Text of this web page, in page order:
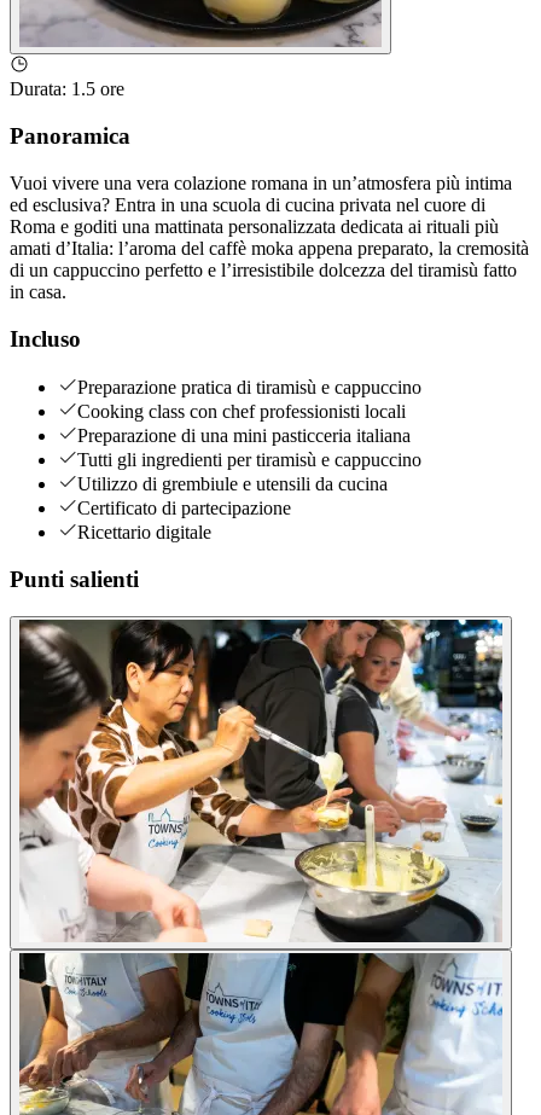
Durata: 1.5 ore
Panoramica
Vuoi vivere una vera colazione romana in un’atmosfera più intima
ed esclusiva? Entra in una scuola di cucina privata nel cuore di
Roma e goditi una mattinata personalizzata dedicata ai rituali più
amati d’Italia: l’aroma del caffè moka appena preparato, la cremosità
di un cappuccino perfetto e l’irresistibile dolcezza del tiramisù fatto
in casa.
Incluso
Preparazione pratica di tiramisù e cappuccino
Cooking class con chef professionisti locali
Preparazione di una mini pasticceria italiana
Tutti gli ingredienti per tiramisù e cappuccino
Utilizzo di grembiule e utensili da cucina
Certificato di partecipazione
Ricettario digitale
Punti salienti